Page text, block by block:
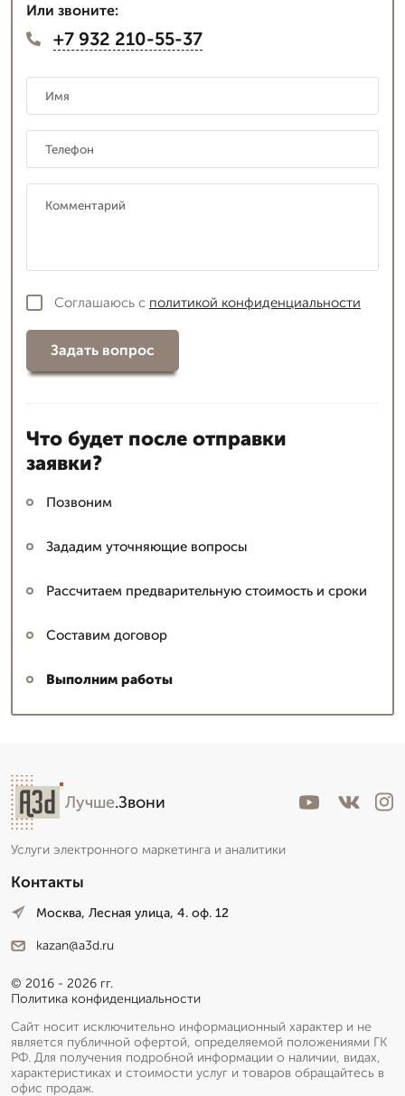
Или звоните:
+7 932 210-55-37
Соглашаюсь с политикой конфиденциальности
Задать вопрос
Что будет после отправки
заявки?
Позвоним
Зададим уточняющие вопросы
Рассчитаем предварительную стоимость и сроки
Составим договор
Выполним работы
Лучше.Звони
Услуги электронного маркетинга и аналитики
Контакты
Москва, Лесная улица, 4. оф. 12
kazan@a3d.ru
© 2016 - 2026 гг.
Политика конфиденциальности
Сайт носит исключительно информационный характер и не
является публичной офертой, определяемой положениями ГК
РФ. Для получения подробной информации о наличии, видах,
характеристиках и стоимости услуг и товаров обращайтесь в
офис продаж.